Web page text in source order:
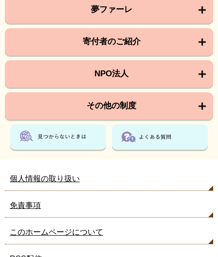
夢ファーレ
寄付者のご紹介
NPO法人
その他の制度
個人情報の取り扱い
免責事項
このホームページについて